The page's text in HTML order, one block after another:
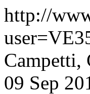
http://
Campetti,
09 Sep